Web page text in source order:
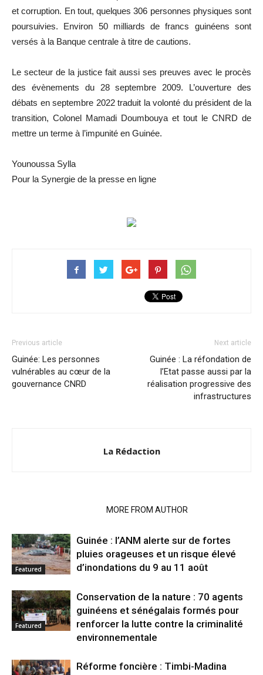
et corruption. En tout, quelques 306 personnes physiques sont
poursuivies. Environ 50 milliards de francs guinéens sont
versés à la Banque centrale à titre de cautions.
Le secteur de la justice fait aussi ses preuves avec le procès
des évènements du 28 septembre 2009. L’ouverture des
débats en septembre 2022 traduit la volonté du président de la
transition, Colonel Mamadi Doumbouya et tout le CNRD de
mettre un terme à l’impunité en Guinée.
Younoussa Sylla
Pour la Synergie de la presse en ligne
Previous article
Guinée: Les personnes
vulnérables au cœur de la
gouvernance CNRD
Next article
Guinée : La réfondation de
l’Etat passe aussi par la
réalisation progressive des
infrastructures
La Rédaction
MORE FROM AUTHOR
Featured
Guinée : l’ANM alerte sur de fortes
pluies orageuses et un risque élevé
d’inondations du 9 au 11 août
Featured
Conservation de la nature : 70 agents
guinéens et sénégalais formés pour
renforcer la lutte contre la criminalité
environnementale
Réforme foncière : Timbi-Madina